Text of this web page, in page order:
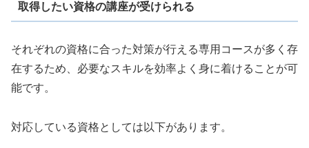
取得したい資格の講座が受けられる
それぞれの資格に合った対策が行える専用コースが多く存
在するため、必要なスキルを効率よく身に着けることが可
能です。
対応している資格としては以下があります。